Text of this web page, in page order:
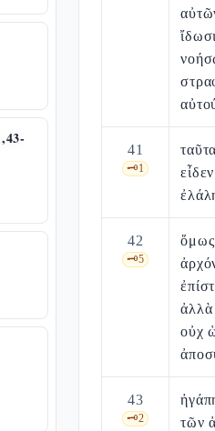
41
🗝️1
42
🗝️5
ὅμως
ἀλλὰ
οὐχ
43
🗝️2
τῶν